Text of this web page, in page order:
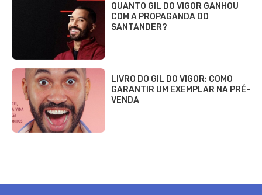
QUANTO GIL DO VIGOR GANHOU
COM A PROPAGANDA DO
SANTANDER?
LIVRO DO GIL DO VIGOR: COMO
GARANTIR UM EXEMPLAR NA PRÉ-
VENDA